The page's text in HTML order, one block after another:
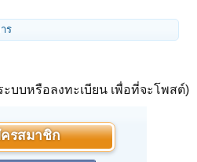
ร
บบหรือลงทะเบียน เพื่อที่จะโพสต์)
รสมาชิก